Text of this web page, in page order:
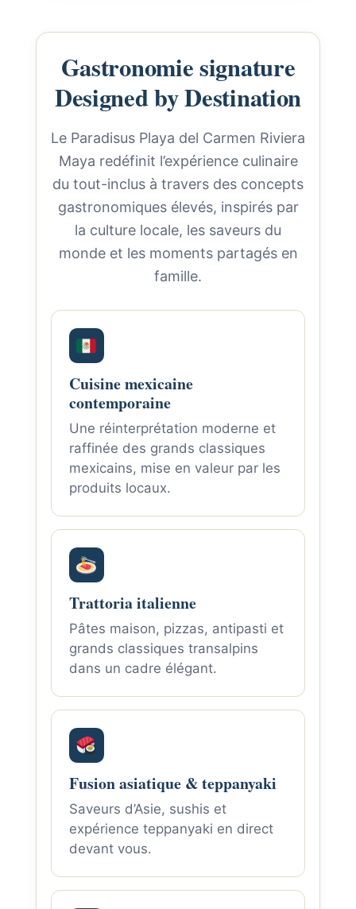
Gastronomie signature
Designed by Destination
Le Paradisus Playa del Carmen Riviera
Maya redéfinit l’expérience culinaire
du tout-inclus à travers des concepts
gastronomiques élevés, inspirés par
la culture locale, les saveurs du
monde et les moments partagés en
famille.
Cuisine mexicaine
contemporaine
Une réinterprétation moderne et
raffinée des grands classiques
mexicains, mise en valeur par les
produits locaux.
Trattoria italienne
Pâtes maison, pizzas, antipasti et
grands classiques transalpins
dans un cadre élégant.
Fusion asiatique & teppanyaki
Saveurs d’Asie, sushis et
expérience teppanyaki en direct
devant vous.